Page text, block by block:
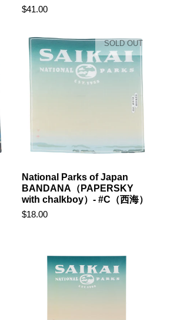
$41.00
National Parks of Japan
BANDANA（PAPERSKY
with chalkboy）- #C（西海）
$18.00
SOLD OUT